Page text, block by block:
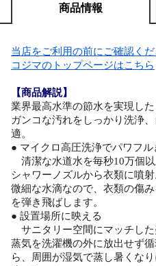
商品情報
当店をご利用の前にご確認く
コジマのトップページはこちら
【商品解説】
業界最高水準の節水を実現した
ガンコな汚れをしっかり洗浄
適。
● マイクロ高圧洗浄でパワフル
清潔な水道水を毎秒10万個
シャワーノズルから衣類に噴射
微細な水滴なので、衣類の傷
を弾き飛ばします。
● 設置場所に映える
サニタリー空間にマッチした
蒸気を洗濯機の外に放出せず
ら、周囲が湿気で蒸し暑くな